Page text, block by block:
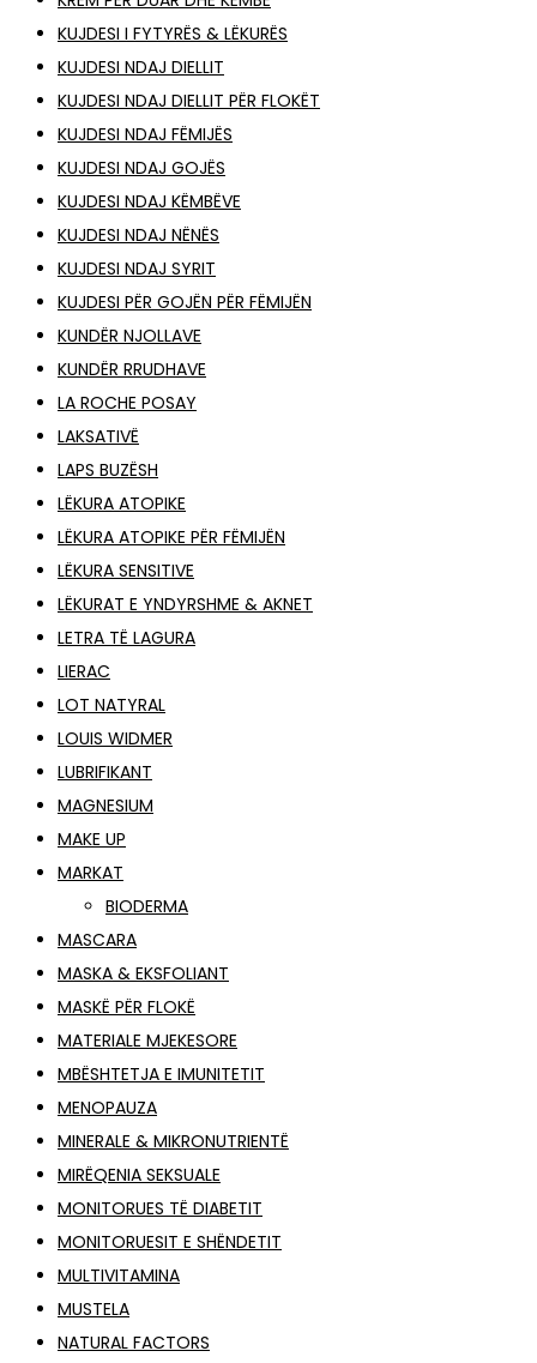
KUJDESI I FYTYRËS & LËKURËS
KUJDESI NDAJ DIELLIT
KUJDESI NDAJ DIELLIT PËR FLOKËT
KUJDESI NDAJ FËMIJËS
KUJDESI NDAJ GOJËS
KUJDESI NDAJ KËMBËVE
KUJDESI NDAJ NËNËS
KUJDESI NDAJ SYRIT
KUJDESI PËR GOJËN PËR FËMIJËN
KUNDËR NJOLLAVE
KUNDËR RRUDHAVE
LA ROCHE POSAY
LAKSATIVË
LAPS BUZËSH
LËKURA ATOPIKE
LËKURA ATOPIKE PËR FËMIJËN
LËKURA SENSITIVE
LËKURAT E YNDYRSHME & AKNET
LETRA TË LAGURA
LIERAC
LOT NATYRAL
LOUIS WIDMER
LUBRIFIKANT
MAGNESIUM
MAKE UP
MARKAT
BIODERMA
MASCARA
MASKA & EKSFOLIANT
MASKË PËR FLOKË
MATERIALE MJEKESORE
MBËSHTETJA E IMUNITETIT
MENOPAUZA
MINERALE & MIKRONUTRIENTË
MIRËQENIA SEKSUALE
MONITORUES TË DIABETIT
MONITORUESIT E SHËNDETIT
MULTIVITAMINA
MUSTELA
NATURAL FACTORS